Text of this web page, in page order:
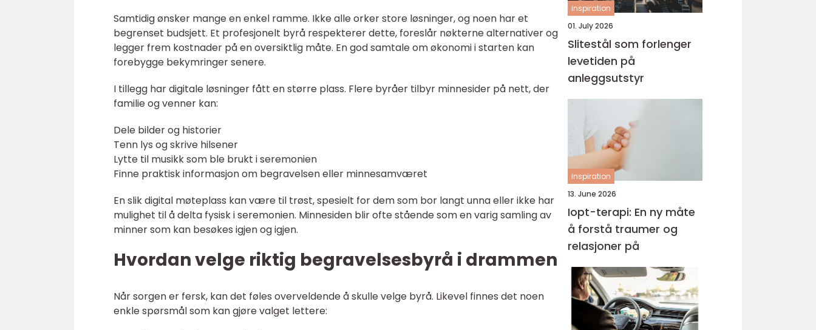
Samtidig ønsker mange en enkel ramme. Ikke alle orker store løsninger, og noen har et
begrenset budsjett. Et profesjonelt byrå respekterer dette, foreslår nøkterne alternativer og
legger frem kostnader på en oversiktlig måte. En god samtale om økonomi i starten kan
forebygge bekymringer senere.
I tillegg har digitale løsninger fått en større plass. Flere byråer tilbyr minnesider på nett, der
familie og venner kan:
Dele bilder og historier
Tenn lys og skrive hilsener
Lytte til musikk som ble brukt i seremonien
Finne praktisk informasjon om begravelsen eller minnesamværet
En slik digital møteplass kan være til trøst, spesielt for dem som bor langt unna eller ikke har
mulighet til å delta fysisk i seremonien. Minnesiden blir ofte stående som en varig samling av
minner som kan besøkes igjen og igjen.
Hvordan velge riktig begravelsesbyrå i drammen
Når sorgen er fersk, kan det føles overveldende å skulle velge byrå. Likevel finnes det noen
enkle spørsmål som kan gjøre valget lettere:
inspiration
01. July 2026
Slitestål som forlenger
levetiden på
anleggsutstyr
inspiration
13. June 2026
Iopt-terapi: En ny måte
å forstå traumer og
relasjoner på